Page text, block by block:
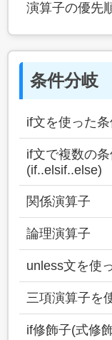
演算子の優先
条件分岐
if文を使った
if文で複数の
(if..elsif..else)
関係演算子
論理演算子
unless文を使
三項演算子を
if修飾子(式修